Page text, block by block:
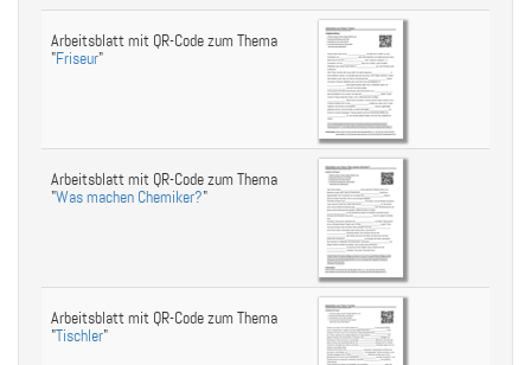
Arbeitsblatt mit QR-Code zum Thema
"Friseur"
Arbeitsblatt mit QR-Code zum Thema
"Was machen Chemiker?"
Arbeitsblatt mit QR-Code zum Thema
"Tischler"